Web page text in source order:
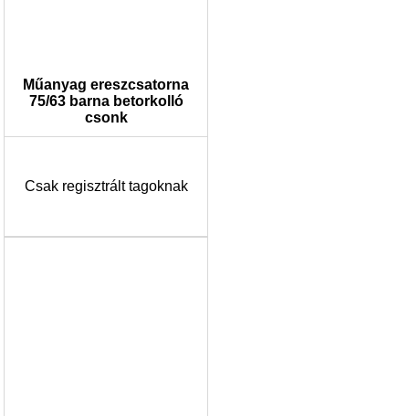
Műanyag ereszcsatorna
75/63 barna betorkolló
csonk
Csak regisztrált tagoknak